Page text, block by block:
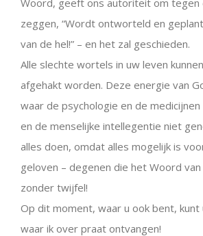
Woord, geeft ons autoriteit om tegen
zeggen, “Wordt ontworteld en
van de hel!” – en het zal geschieden.
Alle slechte wortels in uw leven
afgehakt worden. Deze energie van
waar de psychologie en de
en de menselijke intellegentie niet
alles doen, omdat alles mogelijk is
geloven – degenen die het Woord
zonder twijfel!
Op dit moment, waar u ook bent,
waar ik over praat ontvangen!